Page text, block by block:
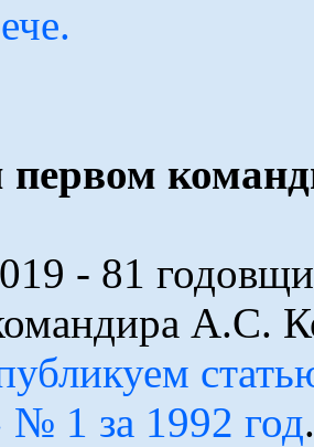
- 81
А.С.
№ 1 за 1992 год.